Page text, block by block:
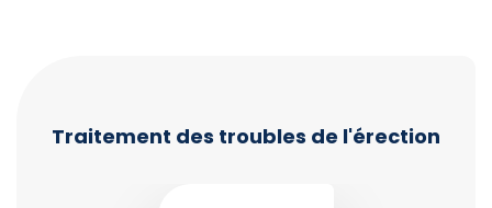
Traitement des troubles de l'érection